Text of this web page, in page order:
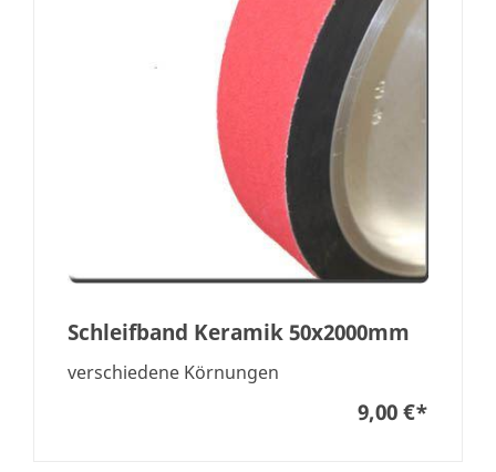
Schleifband Keramik 50x2000mm
verschiedene Körnungen
9,00 €*